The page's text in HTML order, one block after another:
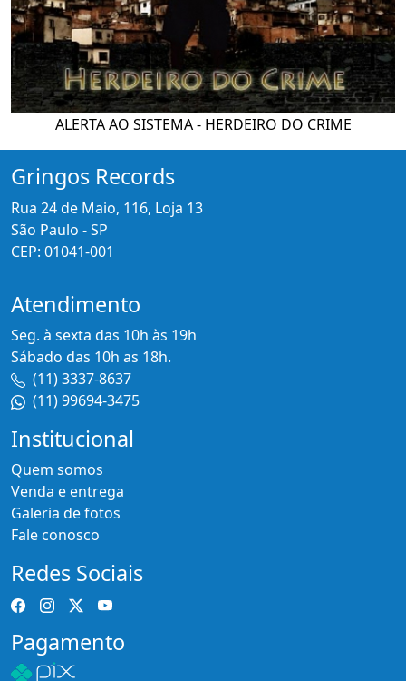
ALERTA AO SISTEMA - HERDEIRO DO CRIME
Gringos Records
Rua 24 de Maio, 116, Loja 13
São Paulo - SP
CEP: 01041-001
Atendimento
Seg. à sexta das 10h às 19h
Sábado das 10h as 18h.
(11) 3337-8637
(11) 99694-3475
Institucional
Quem somos
Venda e entrega
Galeria de fotos
Fale conosco
Redes Sociais
Pagamento